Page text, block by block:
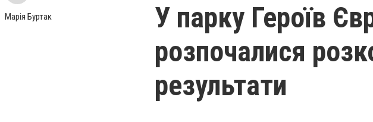
Марія Буртак
У парку Героїв
розпочалися
результати